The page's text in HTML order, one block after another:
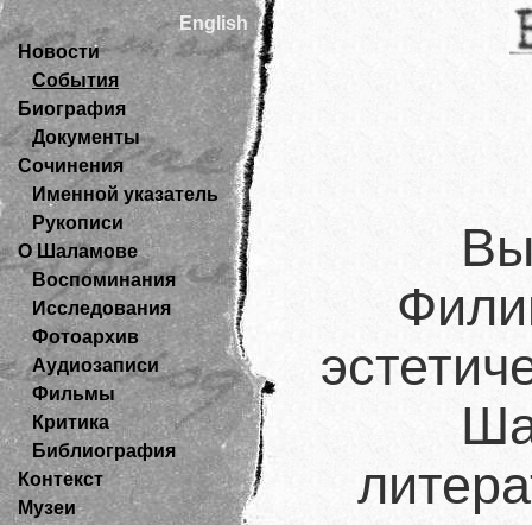
English
Новости
События
Биография
Документы
Сочинения
Именной указатель
Рукописи
О Шаламове
Воспоминания
Исследования
Фотоархив
Аудиозаписи
Фильмы
Критика
Библиография
Контекст
Музеи